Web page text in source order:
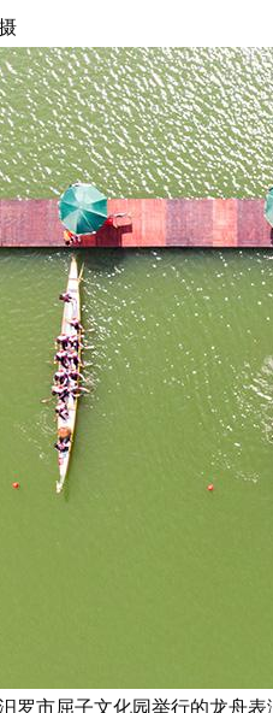
罗市屈子文化园举行的龙舟